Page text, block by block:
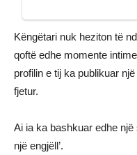
Këngëtari nuk heziton të
qoftë edhe momente
profilin e tij ka publikuar
fjetur.
Ai ia ka bashkuar edhe
një engjëll’.